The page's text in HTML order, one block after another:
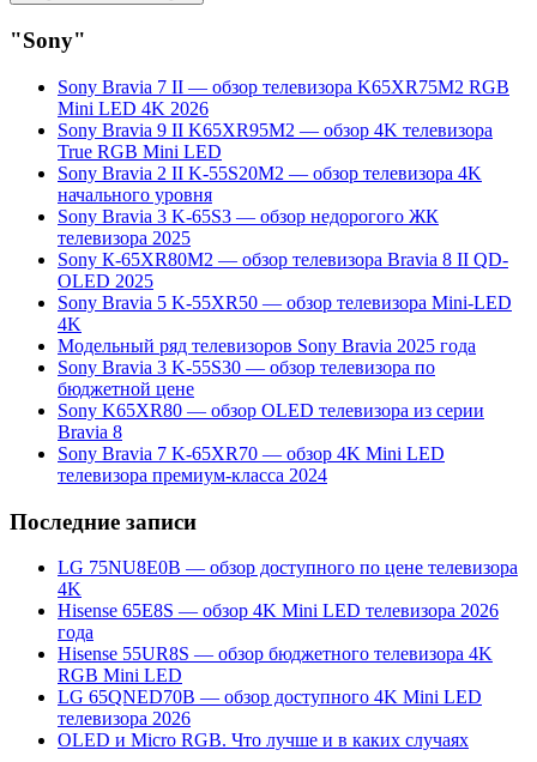
"Sony"
Sony Bravia 7 II — обзор телевизора K65XR75M2 RGB
Mini LED 4K 2026
Sony Bravia 9 II K65XR95M2 — обзор 4K телевизора
True RGB Mini LED
Sony Bravia 2 II K-55S20M2 — обзор телевизора 4K
начального уровня
Sony Bravia 3 K-65S3 — обзор недорогого ЖК
телевизора 2025
Sony К-65ХR80М2 — обзор телевизора Bravia 8 II QD-
OLED 2025
Sony Bravia 5 K-55XR50 — обзор телевизора Mini-LED
4K
Модельный ряд телевизоров Sony Bravia 2025 года
Sony Bravia 3 K-55S30 — обзор телевизора по
бюджетной цене
Sony K65XR80 — обзор OLED телевизора из серии
Bravia 8
Sony Bravia 7 K-65XR70 — обзор 4K Mini LED
телевизора премиум-класса 2024
Последние записи
LG 75NU8E0B — обзор доступного по цене телевизора
4K
Hisense 65E8S — обзор 4K Mini LED телевизора 2026
года
Hisense 55UR8S — обзор бюджетного телевизора 4K
RGB Mini LED
LG 65QNED70B — обзор доступного 4K Mini LED
телевизора 2026
OLED и Micro RGB. Что лучше и в каких случаях